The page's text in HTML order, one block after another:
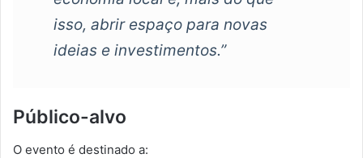
isso, abrir espaço para novas
ideias e investimentos.”
Público-alvo
O evento é destinado a: